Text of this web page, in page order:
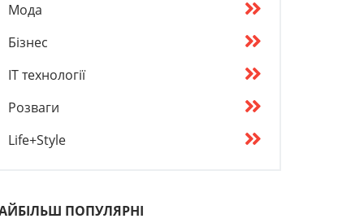
Мода
Бізнес
IT технології
Розваги
Life+Style
ПОПУЛЯРНІ